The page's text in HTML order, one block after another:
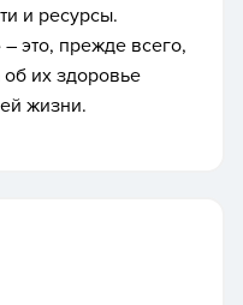
и ресурсы.
это, прежде всего,
их здоровье
жизни.